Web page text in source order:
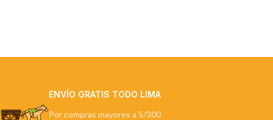
ENVÍO GRATIS TODO LIMA
Por compras mayores a S/300